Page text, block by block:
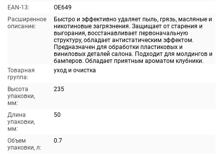
EAN-13:
OE649
Расширенное
описание:
Быстро и эффективно удаляет пыль, грязь, масляные и
никотиновые загрязнения. Защищает от старения и
выгорания, восстанавливает первоначальную
структуру, обладает антистатическим эффектом.
Предназначен для обработки пластиковых и
виниловых деталей салона. Подходит для молдингов и
бамперов. Обладает приятным ароматом клубники.
Товарная
группа:
уход и очистка
Высота
упаковки,
мм:
235
Длина
упаковки,
мм:
50
Объем
упаковки, л:
0.7